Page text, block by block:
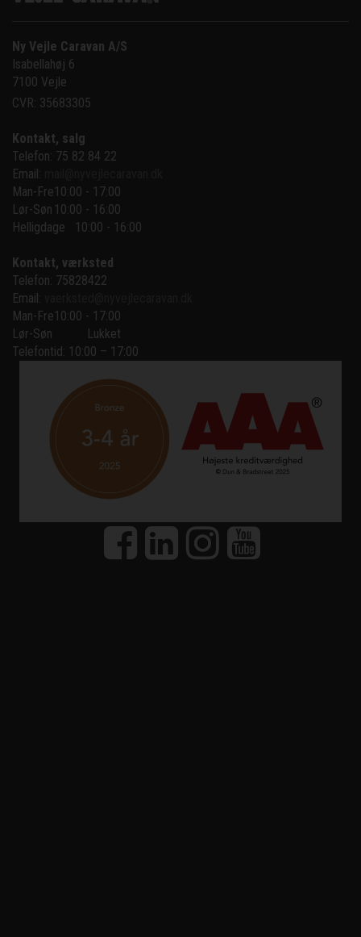
Ny Vejle Caravan A/S
Isabellahøj 6
7100 Vejle
CVR: 35683305
Kontakt, salg
Telefon: 75 82 84 22
Email:
Man-Fre10:00 - 17:00
Lør-Søn 10:00 - 16:00
Helligdage   10:00 - 16:00
Kontakt, værksted
Telefon: 75828422
Email:
Man-Fre10:00 - 17:00
Lør-Søn
Lukket
Telefontid: 10:00 – 17:00